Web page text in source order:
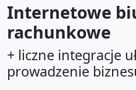
Internetowe
rachunkowe
+ liczne integracje
prowadzenie